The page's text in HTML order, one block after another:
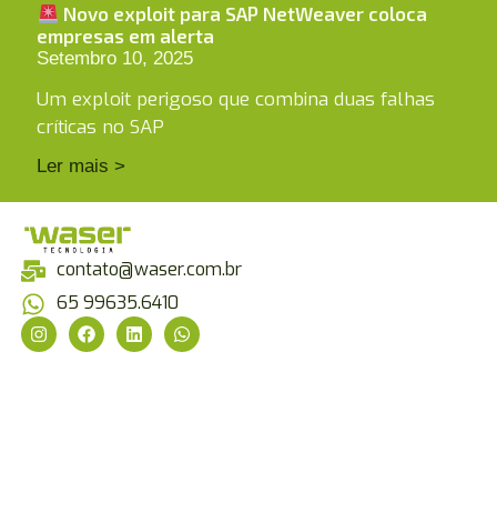
Novo exploit para SAP NetWeaver coloca
empresas em alerta
Setembro 10, 2025
Um exploit perigoso que combina duas falhas
críticas no SAP
Ler mais >
contato@waser.com.br
65 99635.6410